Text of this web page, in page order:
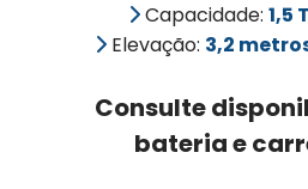
Capacidade: 1,5
Elevação: 3,2
Consulte
bateria e